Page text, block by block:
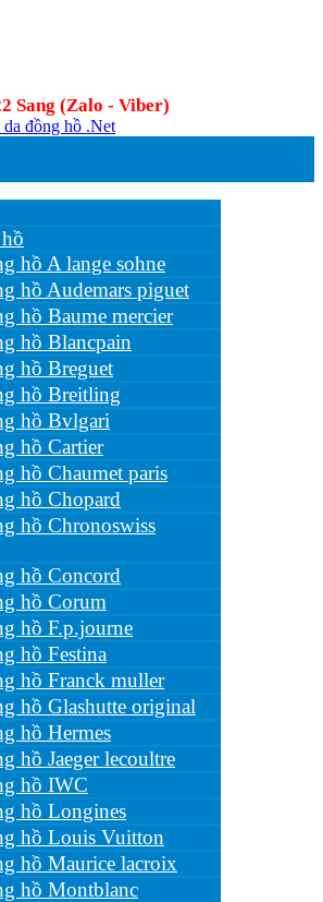
Sang (Zalo - Viber)
đồng hồ .Net
hồ A lange sohne
hồ Audemars piguet
hồ Baume mercier
hồ Blancpain
hồ Breguet
hồ Breitling
hồ Bvlgari
hồ Cartier
hồ Chaumet paris
hồ Chopard
hồ Chronoswiss
hồ Concord
hồ Corum
hồ F.p.journe
hồ Festina
hồ Franck muller
hồ Glashutte original
hồ Hermes
hồ Jaeger lecoultre
hồ IWC
hồ Longines
hồ Louis Vuitton
hồ Maurice lacroix
hồ Montblanc